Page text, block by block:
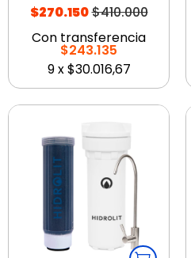
$270.150$410.000
Con transferencia
$243.135
9x$30.016,67